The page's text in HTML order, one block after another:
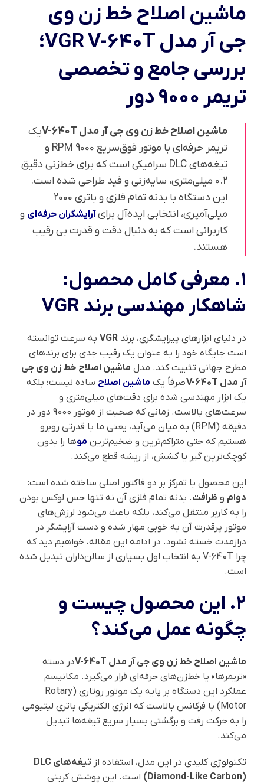
ماشین اصلاح خط زن وی
جی آر مدل VGR V-640T؛
بررسی جامع و تخصصی
تریمر ۹۰۰۰ دور
ماشین اصلاح خط زن وی جی آر مدل V-640T
یک
تریمر حرفه‌ای با موتور فوق‌سریع 9000 RPM و
تیغه‌های DLC سرامیکی است که برای خط‌زنی دقیق
0.2 میلی‌متری، سایه‌زنی و فید طراحی شده است.
این دستگاه با بدنه تمام فلزی و باتری 2000
میلی‌آمپری، انتخابی ایده‌آل برایآرایشگران حرفه‌ای و
کاربرانی است که به دنبال دقت و قدرت بی رقیب
هستند.
۱. معرفی کامل محصول:
شاهکار مهندسی برند VGR
در دنیای ابزارهای پیرایشگری، برند VGR به سرعت توانسته
است جایگاه خود را به عنوان یک رقیب جدی برای برندهای
مطرح جهانی تثبیت کند. مدل ماشین اصلاح خط زن وی جی
آر مدل V-640T
صرفاً یک ماشین اصلاح ساده نیست؛ بلکه
یک ابزار مهندسی شده برای دقت‌های میلی‌متری و
سرعت‌های بالاست. زمانی که صحبت از موتور 9000 دور در
دقیقه (RPM) به میان می‌آید، یعنی ما با قدرتی روبرو
هستیم که حتی متراکم‌ترین و ضخیم‌ترین موها را بدون
کوچک‌ترین گیر یا کشش، از ریشه قطع می‌کند.
این محصول با تمرکز بر دو فاکتور اصلی ساخته شده است:
دوام و ظرافت. بدنه تمام فلزی آن نه تنها حس لوکس بودن
را به کاربر منتقل می‌کند، بلکه باعث می‌شود لرزش‌های
موتور پرقدرت آن به خوبی مهار شده و دست آرایشگر در
درازمدت خسته نشود. در ادامه این مقاله، خواهیم دید که
چرا V-640T به انتخاب اول بسیاری از سالن‌داران تبدیل شده
است.
۲. این محصول چیست و
چگونه عمل می‌کند؟
ماشین اصلاح خط زن وی جی آر مدل V-640T
در دسته
«تریمرها» یا خط‌زن‌های حرفه‌ای قرار می‌گیرد. مکانیسم
عملکرد این دستگاه بر پایه یک موتور روتاری (Rotary
Motor) با فرکانس بالاست که انرژی الکتریکی باتری لیتیومی
را به حرکت رفت و برگشتی بسیار سریع تیغه‌ها تبدیل
می‌کند.
تکنولوژی کلیدی در این مدل، استفاده از
تیغه‌های DLC
(Diamond-Like Carbon) است. این پوشش کربنی